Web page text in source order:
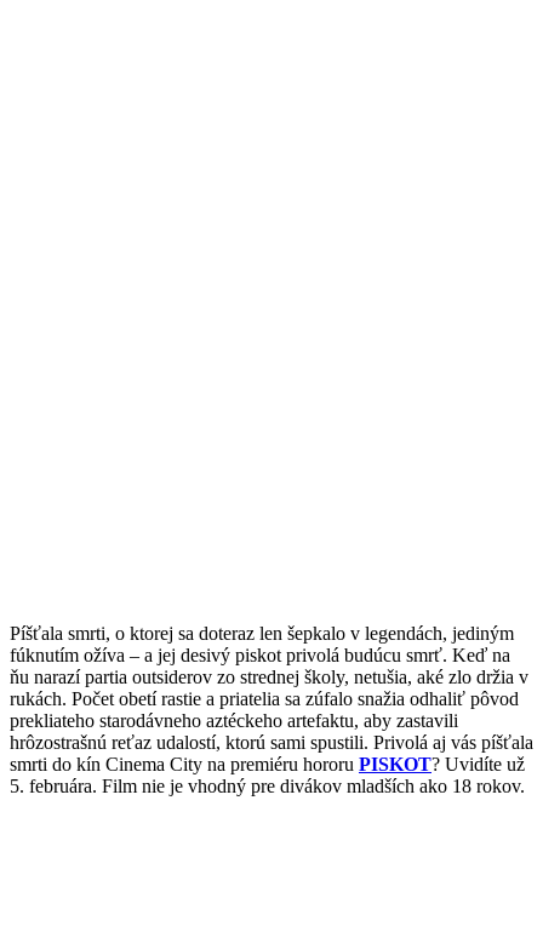
Píšťala smrti, o ktorej sa doteraz len šepkalo v legendách, jediným
fúknutím ožíva – a jej desivý piskot privolá budúcu smrť. Keď na
ňu narazí partia outsiderov zo strednej školy, netušia, aké zlo držia v
rukách. Počet obetí rastie a priatelia sa zúfalo snažia odhaliť pôvod
prekliateho starodávneho aztéckeho artefaktu, aby zastavili
hrôzostrašnú reťaz udalostí, ktorú sami spustili. Privolá aj vás píšťala
smrti do kín Cinema City na premiéru hororu PISKOT? Uvidíte už
5. februára. Film nie je vhodný pre divákov mladších ako 18 rokov.